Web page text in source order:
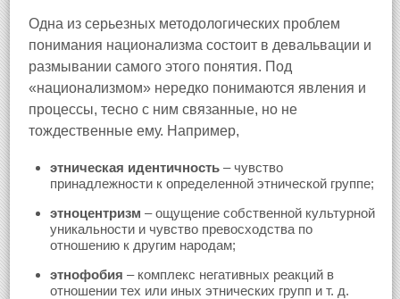
Одна из серьезных методологических проблем
понимания национализма состоит в девальвации и
размывании самого этого понятия. Под
«национализмом» нередко понимаются явления и
процессы, тесно с ним связанные, но не
тождественные ему. Например,
этническая идентичность – чувство
принадлежности к определенной этнической группе;
этноцентризм – ощущение собственной культурной
уникальности и чувство превосходства по
отношению к другим народам;
этнофобия – комплекс негативных реакций в
отношении тех или иных этнических групп и т. д.